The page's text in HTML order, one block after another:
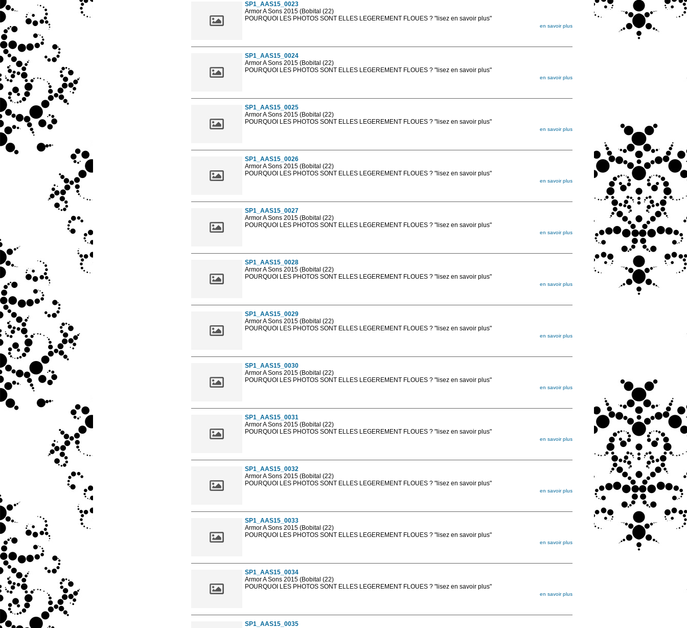
SP1_AAS15_0023
Armor A Sons 2015 (Bobital (22)
POURQUOI LES PHOTOS SONT ELLES LEGEREMENT FLOUES ? "lisez en savoir plus"
en savoir plus
SP1_AAS15_0024
Armor A Sons 2015 (Bobital (22)
POURQUOI LES PHOTOS SONT ELLES LEGEREMENT FLOUES ? "lisez en savoir plus"
en savoir plus
SP1_AAS15_0025
Armor A Sons 2015 (Bobital (22)
POURQUOI LES PHOTOS SONT ELLES LEGEREMENT FLOUES ? "lisez en savoir plus"
en savoir plus
SP1_AAS15_0026
Armor A Sons 2015 (Bobital (22)
POURQUOI LES PHOTOS SONT ELLES LEGEREMENT FLOUES ? "lisez en savoir plus"
en savoir plus
SP1_AAS15_0027
Armor A Sons 2015 (Bobital (22)
POURQUOI LES PHOTOS SONT ELLES LEGEREMENT FLOUES ? "lisez en savoir plus"
en savoir plus
SP1_AAS15_0028
Armor A Sons 2015 (Bobital (22)
POURQUOI LES PHOTOS SONT ELLES LEGEREMENT FLOUES ? "lisez en savoir plus"
en savoir plus
SP1_AAS15_0029
Armor A Sons 2015 (Bobital (22)
POURQUOI LES PHOTOS SONT ELLES LEGEREMENT FLOUES ? "lisez en savoir plus"
en savoir plus
SP1_AAS15_0030
Armor A Sons 2015 (Bobital (22)
POURQUOI LES PHOTOS SONT ELLES LEGEREMENT FLOUES ? "lisez en savoir plus"
en savoir plus
SP1_AAS15_0031
Armor A Sons 2015 (Bobital (22)
POURQUOI LES PHOTOS SONT ELLES LEGEREMENT FLOUES ? "lisez en savoir plus"
en savoir plus
SP1_AAS15_0032
Armor A Sons 2015 (Bobital (22)
POURQUOI LES PHOTOS SONT ELLES LEGEREMENT FLOUES ? "lisez en savoir plus"
en savoir plus
SP1_AAS15_0033
Armor A Sons 2015 (Bobital (22)
POURQUOI LES PHOTOS SONT ELLES LEGEREMENT FLOUES ? "lisez en savoir plus"
en savoir plus
SP1_AAS15_0034
Armor A Sons 2015 (Bobital (22)
POURQUOI LES PHOTOS SONT ELLES LEGEREMENT FLOUES ? "lisez en savoir plus"
en savoir plus
SP1_AAS15_0035